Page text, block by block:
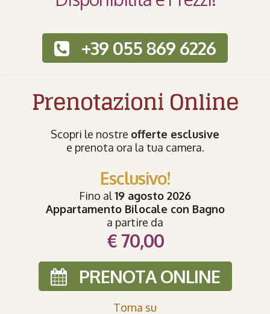
+39 055 869 6226
Prenotazioni Online
Scopri le nostre offerte esclusive
e prenota ora la tua camera.
Esclusivo!
Fino al19 agosto 2026
Appartamento Bilocale con Bagno
a partire da
€ 70,00
PRENOTA ONLINE
Torna su